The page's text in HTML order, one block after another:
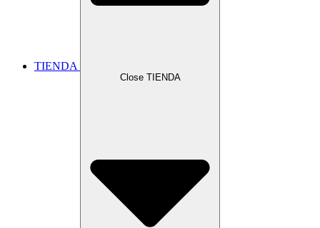
TIENDA
Close TIENDA